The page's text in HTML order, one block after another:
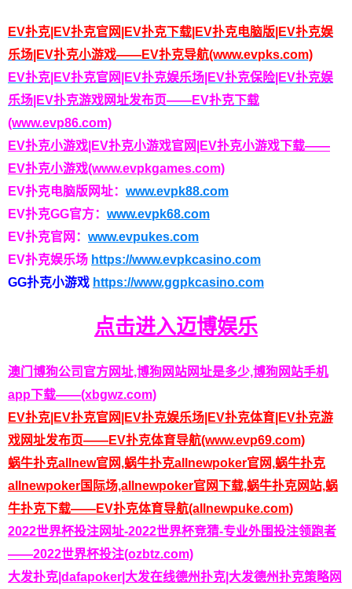
EV扑克|EV扑克官网|EV扑克下载|EV扑克电脑版|EV扑克娱
乐场|EV扑克小游戏——EV扑克导航(www.evpks.com)
EV扑克|EV扑克官网|EV扑克娱乐场|EV扑克保险|EV扑克娱
乐场|EV扑克游戏网址发布页——EV扑克下载
(www.evp86.com)
EV扑克小游戏|EV扑克小游戏官网|EV扑克小游戏下载——
EV扑克小游戏(www.evpkgames.com)
EV扑克电脑版网址： www.evpk88.com
EV扑克GG官方： www.evpk68.com
EV扑克官网： www.evpukes.com
EV扑克娱乐场 https://www.evpkcasino.com
GG扑克小游戏 https://www.ggpkcasino.com
点击进入迈博娱乐
澳门博狗公司官方网址,博狗网站网址是多少,博狗网站手机
app下载——(xbgwz.com)
EV扑克|EV扑克官网|EV扑克娱乐场|EV扑克体育|EV扑克游
戏网址发布页——EV扑克体育导航(www.evp69.com)
蜗牛扑克allnew官网,蜗牛扑克allnewpoker官网,蜗牛扑克
allnewpoker国际场,allnewpoker官网下载,蜗牛扑克网站,蜗
牛扑克下载——EV扑克体育导航(allnewpuke.com)
2022世界杯投注网址-2022世界杯竞猜-专业外围投注领跑者
——2022世界杯投注(ozbtz.com)
大发扑克|dafapoker|大发在线德州扑克|大发德州扑克策略网